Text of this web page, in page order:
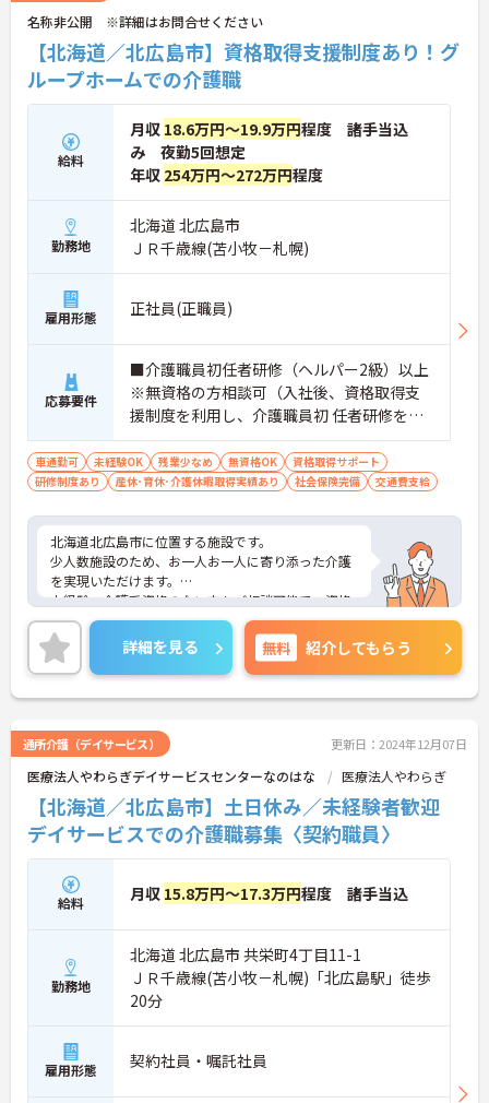
名称非公開 ※詳細はお問合せください
【北海道／北広島市】資格取得支援制度あり！グ
ループホームでの介護職
給料
月収 18.6万円～19.9万円程度 諸手当込
み 夜勤5回想定
年収 254万円～272万円程度
勤務地
北海道 北広島市
ＪＲ千歳線(苫小牧－札幌)
雇用形態 正社員(正職員)
応募要件
■介護職員初任者研修（ヘルパー2級）以上
※無資格の方相談可（入社後、資格取得支
援制度を利用し、介護職員初 任者研修を取
得） ※未経験OK
車通勤可 未経験OK 残業少なめ 無資格OK
資格取得サポート
研修制度あり
産休･育休･介護休暇取得実績あり 社会保険完備 交通費支給
北海道北広島市に位置する施設です。
少人数施設のため、お一人お一人に寄り添った介護
を実現いただけます。
未経験・介護系資格のない方もご相談可能で、資格
取得助成制度もありますでの、働きながらスキルア
ップを目指せます。
ご興味ある方には、面接対策ポイントなど、さらに
詳細をお話しいたしますのでお気軽にご相談くださ
い！
詳細を見る 無料 紹介してもらう
通所介護（デイサービス） 更新日：2024年12月07日
医療法人やわらぎデイサービスセンターなのはな 医療法人やわらぎ
【北海道／北広島市】土日休み／未経験者歓迎
デイサービスでの介護職募集〈契約職員〉
給料 月収 15.8万円～17.3万円程度 諸手当込
勤務地
北海道 北広島市 共栄町4丁目11-1
ＪＲ千歳線(苫小牧－札幌)「北広島駅」徒歩
20分
雇用形態 契約社員・嘱託社員